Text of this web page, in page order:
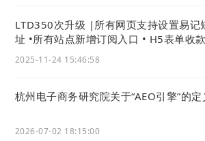
宣传画册介绍为名片详情页中展示
文分类后在名片详情页中将会显示
图片视频以及介绍文章。方便在员
LTD350次升级 |所有网页支持设置易记
址 •所有站点新增订阅入口 • H5表单收
2025-11-24 15:46:58
杭州电子商务研究院关于“AEO引擎”的定
2026-07-02 18:15:00